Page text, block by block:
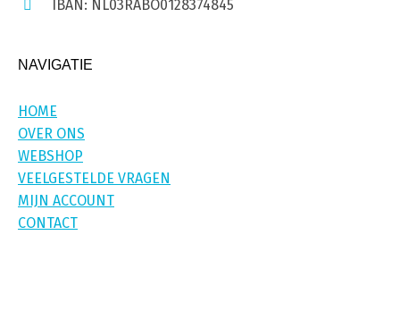
IBAN: NL03RABO0128374845
NAVIGATIE
HOME
OVER ONS
WEBSHOP
VEELGESTELDE VRAGEN
MIJN ACCOUNT
CONTACT